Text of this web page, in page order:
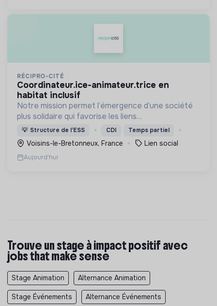
RÉCIPRO-CITÉ
coordinateur.ice-animateur.trice en
habitat inclusif
Notre mission permet l’émergence d’une société
plus solidaire qui favorise les liens
intergénérationnels pour accompagner le
vieillissement de la population et agir contre le
délitement du lien social
💡 Structure de l’ESS CDI Temps partiel
Voisins-le-Bretonneux, France Lien social
Aujourd'hui
Trouve un stage à impact positif avec
jobs that make sense
Stage Animation Alternance Animation
Stage Événements Alternance Événements